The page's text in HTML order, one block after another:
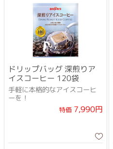
ドリップバッグ 深煎りア
イスコーヒー 120袋
手軽に本格的なアイスコーヒ
ーを！
特価7,990円